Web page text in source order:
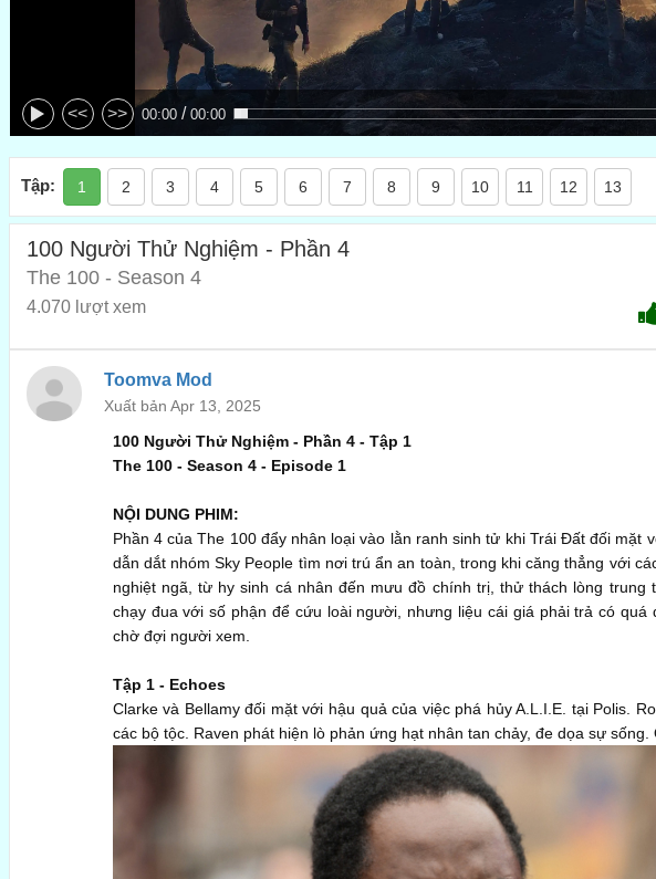
<< >> 00:00 / 00:00
Tập: 1 2 3 4 5 6 7 8 9 10 11 12 13
100 Người Thử Nghiệm - Phần 4
The 100 - Season 4
4.070 lượt xem
Toomva Mod
Xuất bản Apr 13, 2025
100 Người Thử Nghiệm - Phần 4 - Tập 1
The 100 - Season 4 - Episode 1
NỘI DUNG PHIM:
Phần 4 của The 100 đẩy nhân loại vào lằn ranh sinh tử khi Trái Đất đối mặt
dẫn dắt nhóm Sky People tìm nơi trú ẩn an toàn, trong khi căng thẳng với
nghiệt ngã, từ hy sinh cá nhân đến mưu đồ chính trị, thử thách lòng trung
chạy đua với số phận để cứu loài người, nhưng liệu cái giá phải trả có
chờ đợi người xem.
Tập 1 - Echoes
Clarke và Bellamy đối mặt với hậu quả của việc phá hủy A.L.I.E. tại Polis.
các bộ tộc. Raven phát hiện lò phản ứng hạt nhân tan chảy, đe dọa sự sống.